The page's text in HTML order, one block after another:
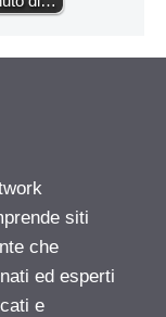
siti
che
ed esperti
e